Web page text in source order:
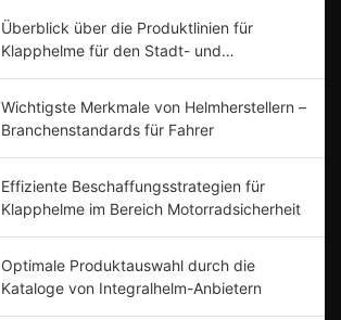
Überblick über die Produktlinien für
Klapphelme für den Stadt- und
Wichtigste Merkmale von Helmherstellern –
Branchenstandards für Fahrer
Effiziente Beschaffungsstrategien für
Klapphelme im Bereich Motorradsicherheit
Optimale Produktauswahl durch die
Kataloge von Integralhelm-Anbietern